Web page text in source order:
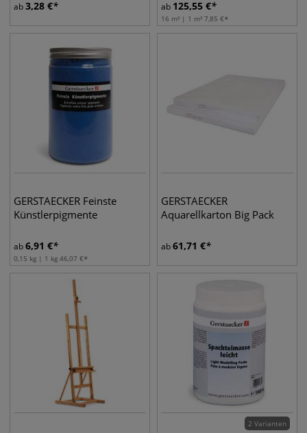
ab3,28 € ab 125,55 €
16 m² | 1 m² 7,85 €
GERSTAECKER Feinste
Künstlerpigmente
ab6,91 €
0,15 kg | 1 kg 46,07 €
GERSTAECKER
Aquarellkarton Big Pack
ab61,71 €
2 Varianten